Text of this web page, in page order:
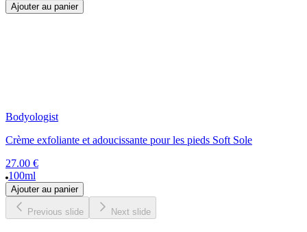
Ajouter au panier
Bodyologist
Crème exfoliante et adoucissante pour les pieds Soft Sole
27.00 €
100ml
Ajouter au panier
Previous slide Next slide